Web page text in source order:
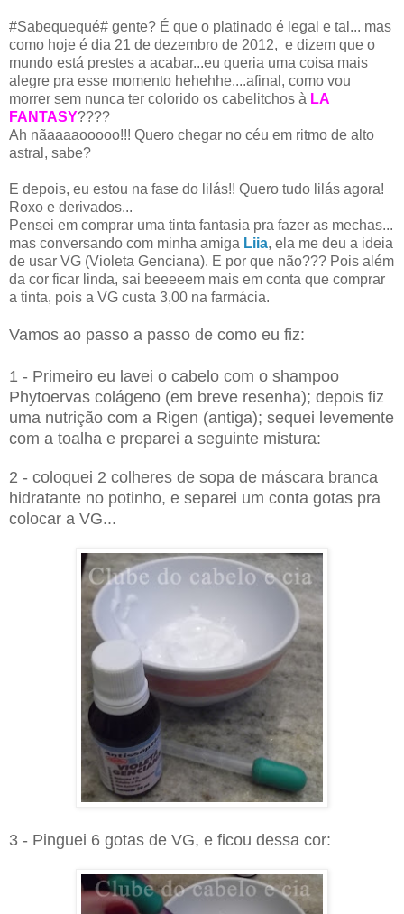
#Sabequequé# gente? É que o platinado é legal e tal... mas
como hoje é dia 21 de dezembro de 2012, e dizem que o
mundo está prestes a acabar...eu queria uma coisa mais
alegre pra esse momento hehehhe....afinal, como vou
morrer sem nunca ter colorido os cabelitchos à LA
FANTASY????
Ah nãaaaaooooo!!! Quero chegar no céu em ritmo de alto
astral, sabe?
E depois, eu estou na fase do lilás!! Quero tudo lilás agora!
Roxo e derivados...
Pensei em comprar uma tinta fantasia pra fazer as mechas...
mas conversando com minha amiga Liia, ela me deu a ideia
de usar VG (Violeta Genciana). E por que não??? Pois além
da cor ficar linda, sai beeeeem mais em conta que comprar
a tinta, pois a VG custa 3,00 na farmácia.
Vamos ao passo a passo de como eu fiz:
1 - Primeiro eu lavei o cabelo com o shampoo
Phytoervas colágeno (em breve resenha); depois fiz
uma nutrição com a Rigen (antiga); sequei levemente
com a toalha e preparei a seguinte mistura:
2 - coloquei 2 colheres de sopa de máscara branca
hidratante no potinho, e separei um conta gotas pra
colocar a VG...
3 - Pinguei 6 gotas de VG, e ficou dessa cor: